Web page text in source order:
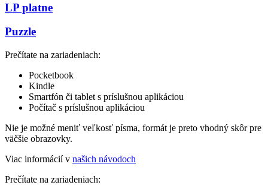
LP platne
Puzzle
Prečítate na zariadeniach:
Pocketbook
Kindle
Smartfón či tablet s príslušnou aplikáciou
Počítač s príslušnou aplikáciou
Nie je možné meniť veľkosť písma, formát je preto vhodný skôr pre
väčšie obrazovky.
Viac informácií v našich návodoch
Prečítate na zariadeniach: